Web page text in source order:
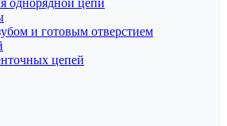
однорядной цепи
и готовым отверстием
цепей